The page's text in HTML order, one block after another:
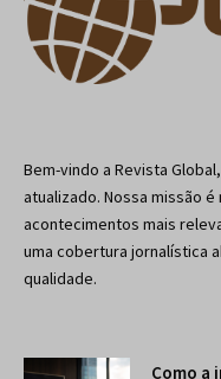
Bem-vindo a Revista
atualizado. Nossa missão
acontecimentos mais
uma cobertura jornalística
qualidade.
Como a